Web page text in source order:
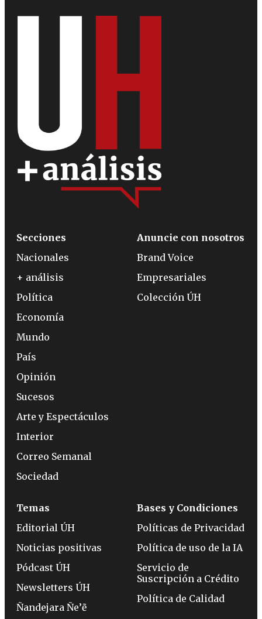
Secciones
Nacionales
+ análisis
Política
Economía
Mundo
País
Opinión
Sucesos
Arte y Espectáculos
Interior
Correo Semanal
Sociedad
Anuncie con nosotros
Brand Voice
Empresariales
Colección ÚH
Temas
Editorial ÚH
Noticias positivas
Pódcast ÚH
Newsletters ÚH
Ñandejara Ñe’ẽ
Bases y Condiciones
Políticas de Privacidad
Política de uso de la IA
Servicio de
Suscripción a Crédito
Política de Calidad